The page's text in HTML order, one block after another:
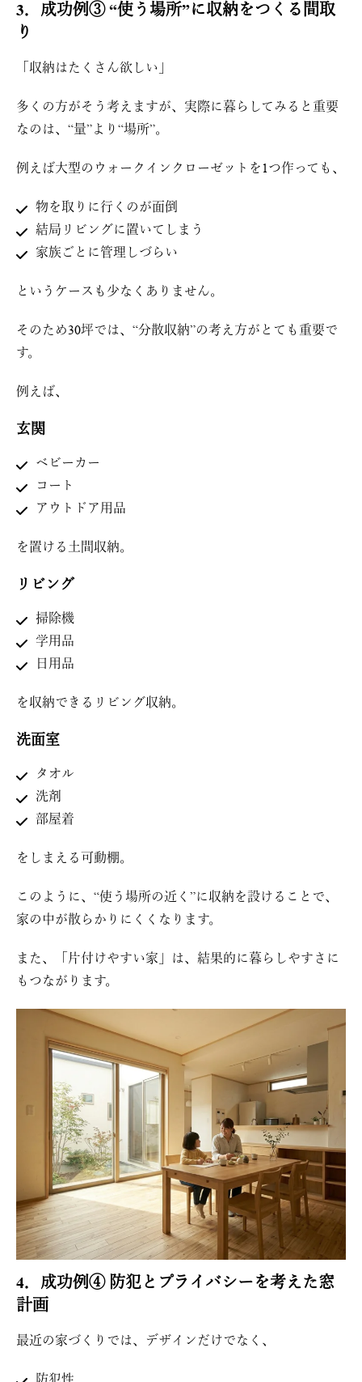
3．成功例③ “使う場所”に収納をつくる間取
り
「収納はたくさん欲しい」
多くの方がそう考えますが、実際に暮らしてみると重要
なのは、“量”より“場所”。
例えば大型のウォークインクローゼットを1つ作っても、
物を取りに行くのが面倒
結局リビングに置いてしまう
家族ごとに管理しづらい
というケースも少なくありません。
そのため30坪では、“分散収納”の考え方がとても重要で
す。
例えば、
玄関
ベビーカー
コート
アウトドア用品
を置ける土間収納。
リビング
掃除機
学用品
日用品
を収納できるリビング収納。
洗面室
タオル
洗剤
部屋着
をしまえる可動棚。
このように、“使う場所の近く”に収納を設けることで、
家の中が散らかりにくくなります。
また、「片付けやすい家」は、結果的に暮らしやすさに
もつながります。
4．成功例④ 防犯とプライバシーを考えた窓
計画
最近の家づくりでは、デザインだけでなく、